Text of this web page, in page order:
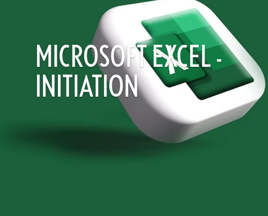
MICROSOFT EXCEL -
INITIATION